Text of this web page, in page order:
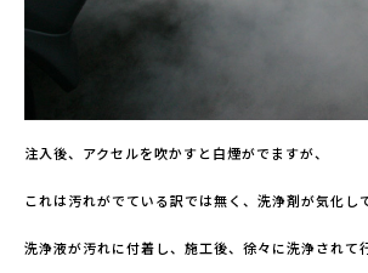
注入後、アクセルを吹かすと白煙がでますが、
これは汚れがでている訳では無く、洗浄剤が気化し
洗浄液が汚れに付着し、施工後、徐々に洗浄されて